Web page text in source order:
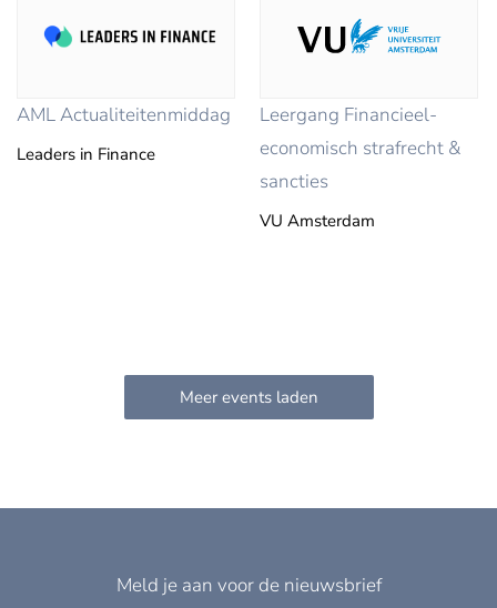
AML Actualiteitenmiddag
Leaders in Finance
Leergang Financieel-
economisch strafrecht &
sancties
VU Amsterdam
Meld je aan voor de nieuwsbrief